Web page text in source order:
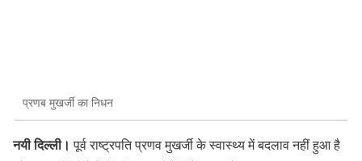
प्रणब मुखर्जी का निधन
नयी दिल्ली। पूर्व राष्ट्रपति प्रणव मुखर्जी के स्वास्थ्य में बदलाव नहीं हुआ है